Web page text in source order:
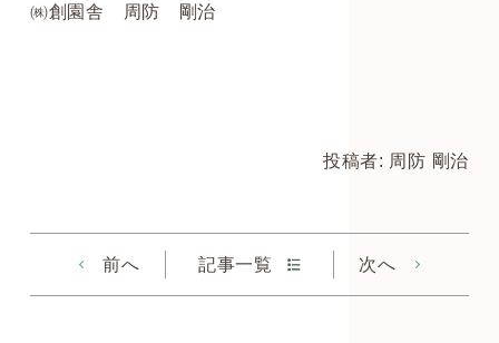
㈱創園舎 周防 剛治
投稿者: 周防 剛治
前へ 記事一覧 次へ